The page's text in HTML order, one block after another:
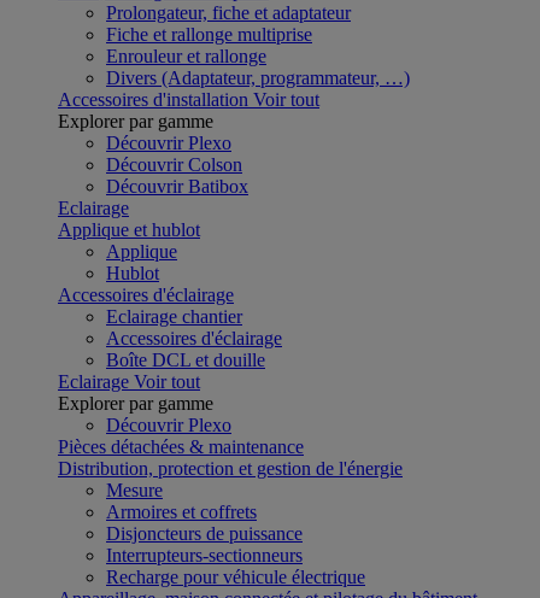
Prolongateur, fiche et adaptateur
Fiche et rallonge multiprise
Enrouleur et rallonge
Divers (Adaptateur, programmateur, …)
Accessoires d'installation Voir tout
Explorer par gamme
Découvrir Plexo
Découvrir Colson
Découvrir Batibox
Eclairage
Applique et hublot
Applique
Hublot
Accessoires d'éclairage
Eclairage chantier
Accessoires d'éclairage
Boîte DCL et douille
Eclairage Voir tout
Explorer par gamme
Découvrir Plexo
Pièces détachées & maintenance
Distribution, protection et gestion de l'énergie
Mesure
Armoires et coffrets
Disjoncteurs de puissance
Interrupteurs-sectionneurs
Recharge pour véhicule électrique